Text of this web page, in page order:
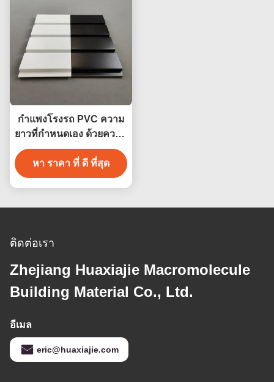
กําแพงโรงรถ PVC ความ
ยาวที่กําหนดเอง ด้วยความ
ทนทานความชื้นที่ดี 4ft 8ft
หา ราคา ที่ ดี ที่สุด
ติดต่อเรา
Zhejiang Huaxiajie Macromolecule
Building Material Co., Ltd.
อีเมล
eric@huaxiajie.com